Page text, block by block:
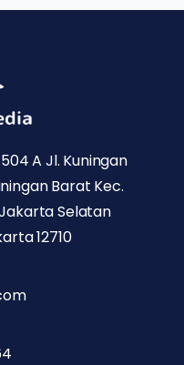
A Jl. Kuningan
Barat Kec.
Selatan
12710